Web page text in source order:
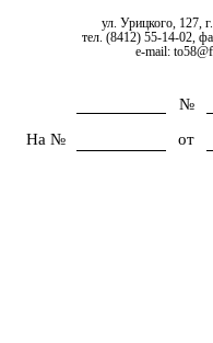
ул. Урицкого, 127,
тел. (8412) 55-14-02,
e-mail: to58@
№
На №
от